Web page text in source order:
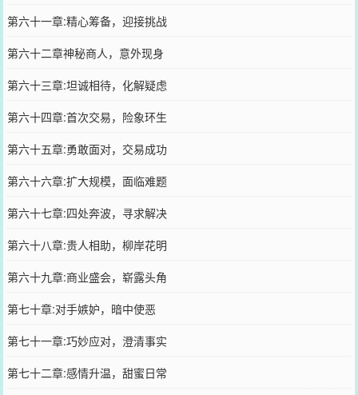
第六十一章:精心筹备，迎接挑战
第六十二章神秘商人，意外现身
第六十三章:坦诚相待，化解疑虑
第六十四章:首次交易，险象环生
第六十五章:勇敢面对，交易成功
第六十六章:扩大规模，面临难题
第六十七章:四处奔波，寻求解决
第六十八章:贵人相助，柳岸花明
第六十九章:商业盛会，崭露头角
第七十章:对手嫉妒，暗中使恶
第七十一章:巧妙应对，澄清事实
第七十二章:感情升温，甜蜜日常